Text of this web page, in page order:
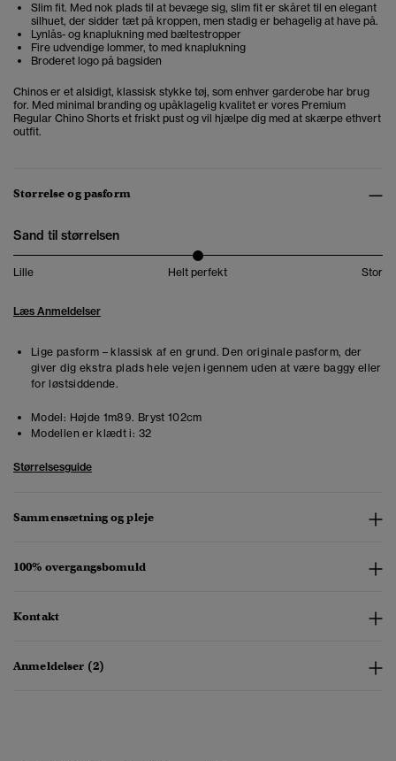
Slim fit. Med nok plads til at bevæge sig, slim fit er skåret til en elegant
silhuet, der sidder tæt på kroppen, men stadig er behagelig at have på.
Lynlås- og knaplukning med bæltestropper
Fire udvendige lommer, to med knaplukning
Broderet logo på bagsiden
Chinos er et alsidigt, klassisk stykke tøj, som enhver garderobe har brug
for. Med minimal branding og upåklagelig kvalitet er vores Premium
Regular Chino Shorts et friskt pust og vil hjælpe dig med at skærpe ethvert
outfit.
Størrelse og pasform
Sand til størrelsen
Lille Helt perfekt Stor
Læs Anmeldelser
Lige pasform – klassisk af en grund. Den originale pasform, der
giver dig ekstra plads hele vejen igennem uden at være baggy eller
for løstsiddende.
Model: Højde 1m89. Bryst 102cm
Modellen er klædt i: 32
Størrelsesguide
Sammensætning og pleje
100% overgangsbomuld
Kontakt
Anmeldelser (2)